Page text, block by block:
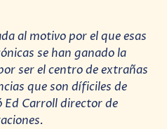
al motivo por el que esas
se han ganado la
ser el centro de extrañas
que son díficiles de
Ed Carroll director de